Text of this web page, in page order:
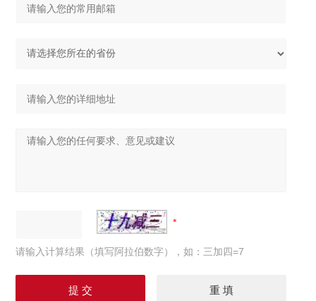
请输入计算结果（填写阿拉伯数字），如：三加四=7